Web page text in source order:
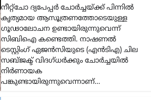
ഗാസയിൽ ഇസ്രായേൽ സൈനിക
നടപടികൾ തുടരുന്നതിനിടെ പുതിയ
വെടിനിർത്തൽ പദ്ധതിയെ ചുറ്റിപ്പറ്റി
നയതന്ത്ര ചർച്ചകൾ സജീവമാകുന്നു.
അമേരിക്ക, ഖത്തർ, ഈജിപ്ത്, തുർക്കി
എന്നീ രാജ്യങ്ങളുടെ മധ്യസ്ഥതയിൽ
തയ്യാറാക്കിയ…
കേരളം